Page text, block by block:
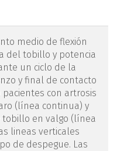
medio de flexión
del tobillo y potencia
un ciclo de la
y final de contacto
con artrosis
(línea continua) y
tobillo en valgo (línea
lineas verticales
de despegue. Las